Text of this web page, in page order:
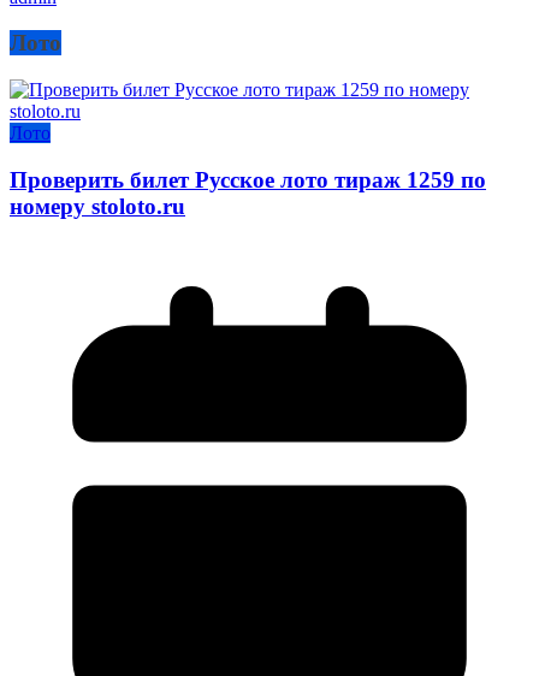
Лото
Лото
Проверить билет Русское лото тираж 1259 по
номеру stoloto.ru